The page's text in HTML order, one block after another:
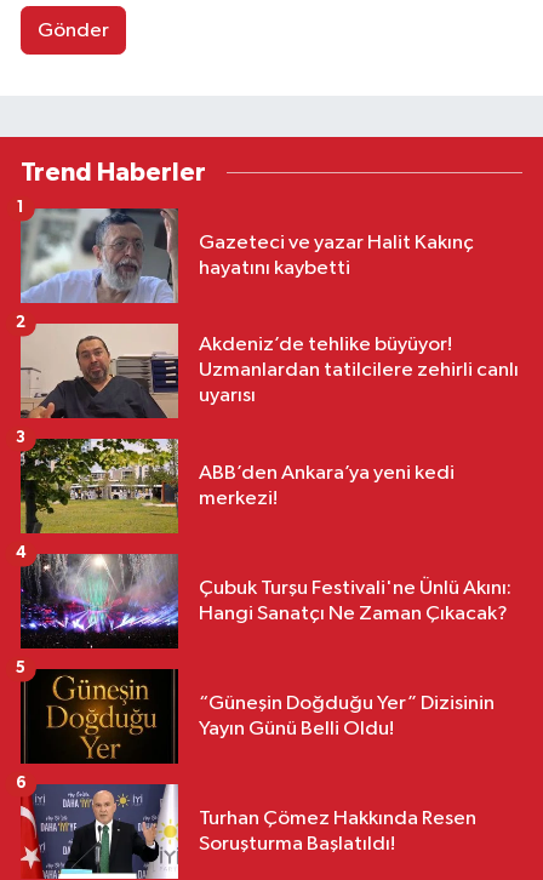
Gönder
Trend Haberler
Gazeteci ve yazar Halit Kakınç
hayatını kaybetti
1
Akdeniz’de tehlike büyüyor!
Uzmanlardan tatilcilere zehirli canlı
uyarısı
2
ABB’den Ankara’ya yeni kedi
merkezi!
3
Çubuk Turşu Festivali'ne Ünlü Akını:
Hangi Sanatçı Ne Zaman Çıkacak?
4
“Güneşin Doğduğu Yer” Dizisinin
Yayın Günü Belli Oldu!
5
Turhan Çömez Hakkında Resen
Soruşturma Başlatıldı!
6